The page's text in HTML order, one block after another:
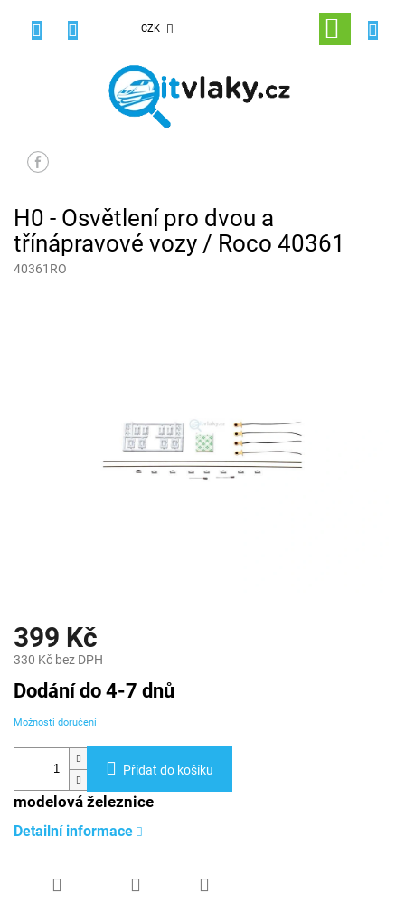
CZK
NÁKUPNÍ
KOŠÍK
H0 - Osvětlení pro dvou a
třínápravové vozy / Roco 40361
40361RO
399 Kč
330 Kč bez DPH
Měrná
cena:
Dodání do 4-7 dnů
Možnosti doručení
Přidat do košíku
modelová železnice
Detailní informace